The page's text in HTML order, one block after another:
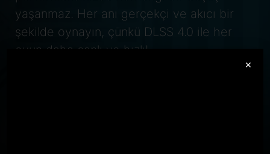
yaşanmaz. Her anı gerçekçi ve akıcı bir
şekilde oynayın, çünkü DLSS 4.0 ile her
oyun daha canlı ve hızlı!
×